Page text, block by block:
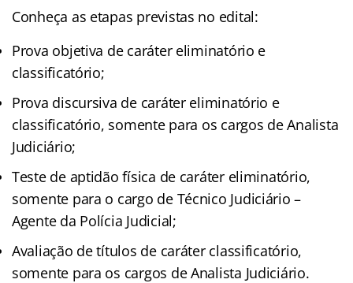
Conheça as etapas previstas no edital:
Prova objetiva de caráter eliminatório e
classificatório;
Prova discursiva de caráter eliminatório e
classificatório, somente para os cargos de Analista
Judiciário;
Teste de aptidão física de caráter eliminatório,
somente para o cargo de Técnico Judiciário –
Agente da Polícia Judicial;
Avaliação de títulos de caráter classificatório,
somente para os cargos de Analista Judiciário.